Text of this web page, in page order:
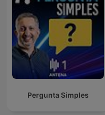
Pergunta Simples